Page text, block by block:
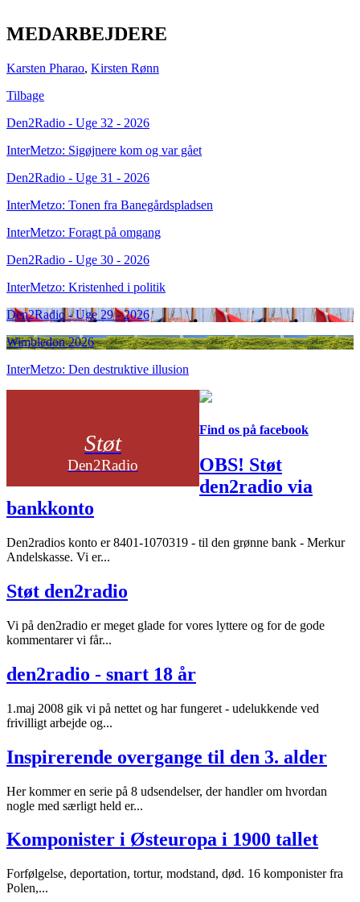
MEDARBEJDERE
Karsten Pharao, Kirsten Rønn
Tilbage
Den2Radio - Uge 32 - 2026
InterMetzo: Sigøjnere kom og var gået
Den2Radio - Uge 31 - 2026
InterMetzo: Tonen fra Banegårdspladsen
InterMetzo: Foragt på omgang
Den2Radio - Uge 30 - 2026
InterMetzo: Kristenhed i politik
Den2Radio - Uge 29 - 2026
Wimbledon 2026
InterMetzo: Den destruktive illusion
Støt
Den2Radio
Find os på facebook
OBS! Støt
den2radio via
bankkonto
Den2radios konto er 8401-1070319 - til den grønne bank - Merkur
Andelskasse. Vi er...
Støt den2radio
Vi på den2radio er meget glade for vores lyttere og for de gode
kommentarer vi får...
den2radio - snart 18 år
1.maj 2008 gik vi på nettet og har fungeret - udelukkende ved
frivilligt arbejde og...
Inspirerende overgange til den 3. alder
Her kommer en serie på 8 udsendelser, der handler om hvordan
nogle med særligt held er...
Komponister i Østeuropa i 1900 tallet
Forfølgelse, deportation, tortur, modstand, død. 16 komponister fra
Polen,...